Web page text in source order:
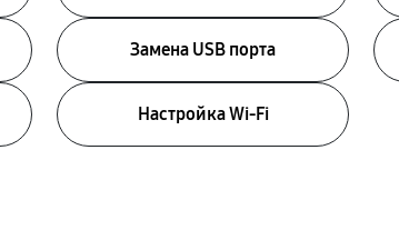
Замена USB порта
Настройка Wi-Fi